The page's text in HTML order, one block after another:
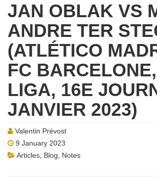
JAN OBLAK VS
ANDRE TER
(ATLÉTICO
FC
LIGA, 16E
JANVIER 2023)
Valentin Prévost
9 January 2023
Articles Blog
Notes